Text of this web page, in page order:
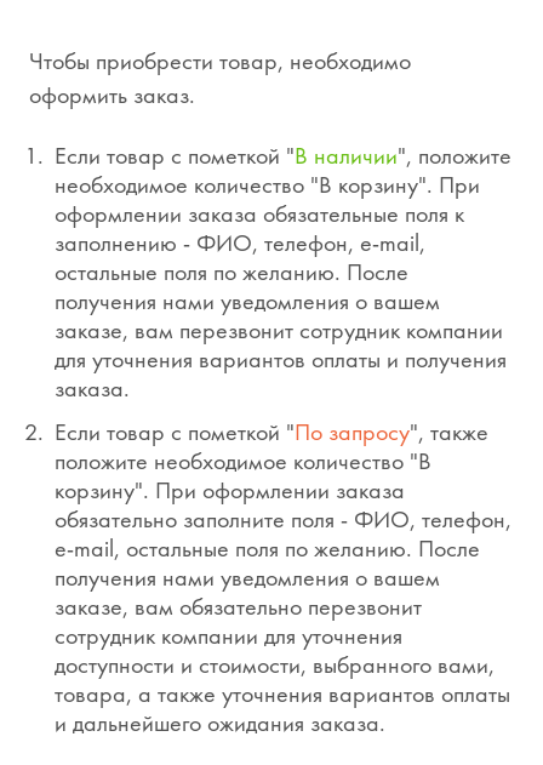
Чтобы приобрести товар, необходимо
оформить заказ.
Если товар с пометкой "В наличии", положите
необходимое количество "В корзину". При
оформлении заказа обязательные поля к
заполнению - ФИО, телефон, e-mail,
остальные поля по желанию. После
получения нами уведомления о вашем
заказе, вам перезвонит сотрудник компании
для уточнения вариантов оплаты и получения
заказа.
Если товар с пометкой "По запросу", также
положите необходимое количество "В
корзину". При оформлении заказа
обязательно заполните поля - ФИО, телефон,
e-mail, остальные поля по желанию. После
получения нами уведомления о вашем
заказе, вам обязательно перезвонит
сотрудник компании для уточнения
доступности и стоимости, выбранного вами,
товара, а также уточнения вариантов оплаты
и дальнейшего ожидания заказа.